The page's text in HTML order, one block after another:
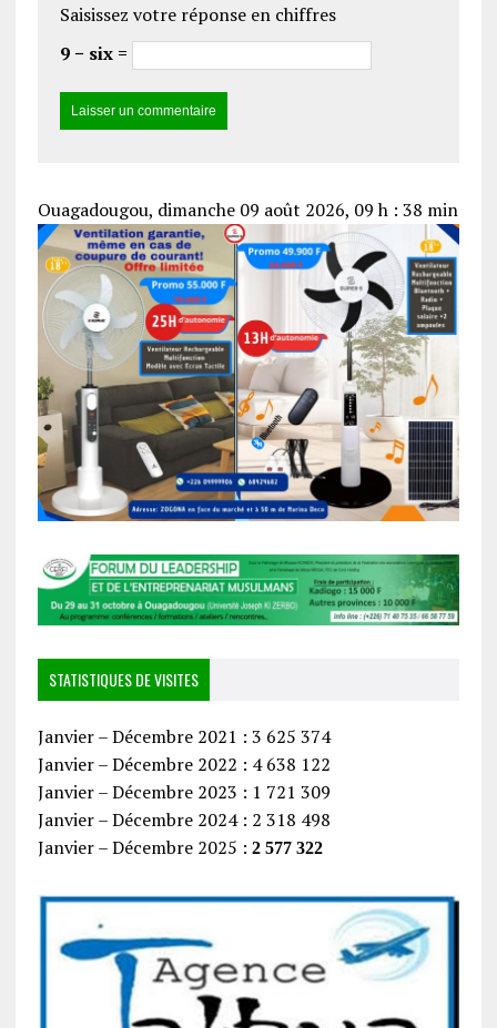
Saisissez votre réponse en chiffres
9 − six =
Ouagadougou, dimanche 09 août 2026, 09 h : 38 min
STATISTIQUES DE VISITES
Janvier – Décembre 2021 : 3 625 374
Janvier – Décembre 2022 : 4 638 122
Janvier – Décembre 2023 : 1 721 309
Janvier – Décembre 2024 : 2 318 498
Janvier – Décembre 2025 : 2 577 322